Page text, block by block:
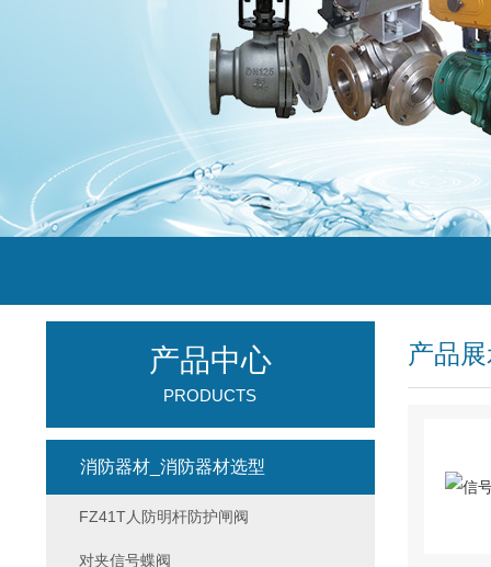
产品
产品中心
PRODUCTS
消防器材_消防器材选型
FZ41T人防明杆防护闸阀
对夹信号蝶阀